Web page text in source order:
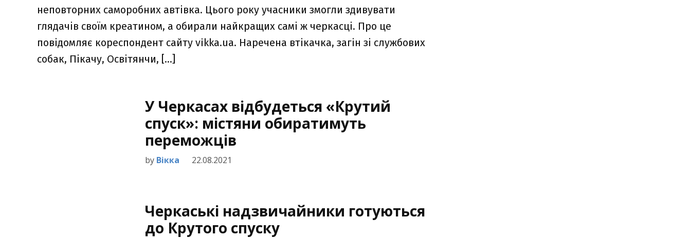
неповторних саморобних автівка. Цього року учасники змогли здивувати
глядачів своїм креатином, а обирали найкращих самі ж черкасці. Про це
повідомляє кореспондент сайту vikka.ua. Наречена втікачка, загін зі службових
собак, Пікачу, Освітянчи, […]
У Черкасах відбудеться «Крутий
спуск»: містяни обиратимуть
переможців
by Вікка 22.08.2021
Черкаські надзвичайники готуються
до Крутого спуску